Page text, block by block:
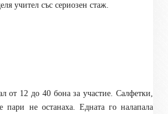
учител със сериозен стаж.
от 12 до 40 бона за участие. Салфетки,
пари не останаха. Едната го налапала